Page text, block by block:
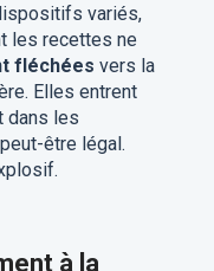
variés,
les recettes ne
fléchées vers la
Elles entrent
dans les
être légal.
à la